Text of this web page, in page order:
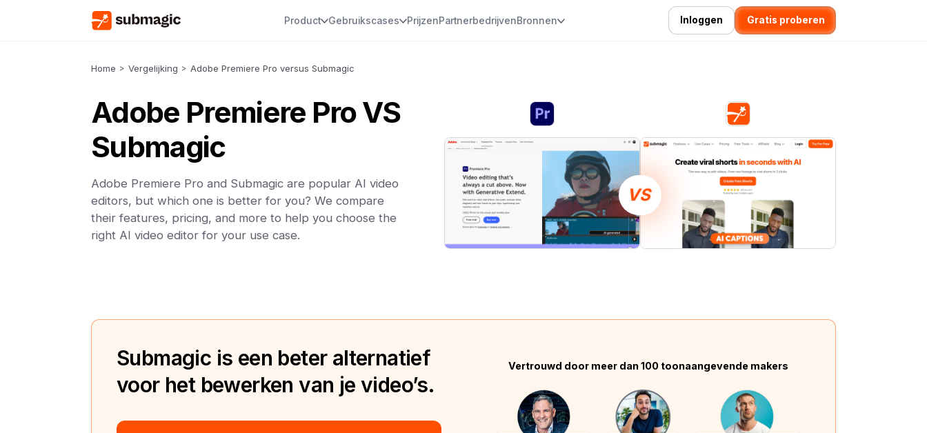
Product Gebruikscases PrijzenPartnerbedrijvenBronnen Inloggen Gratis proberen
Home > Vergelijking > Adobe Premiere Pro versus Submagic
Adobe Premiere Pro VS
Submagic
Adobe Premiere Pro and Submagic are popular AI video
editors, but which one is better for you? We compare
their features, pricing, and more to help you choose the
right AI video editor for your use case.
VS
Submagic is een beter alternatief
voor het bewerken van je video’s.
Vertrouwd door meer dan 100 toonaangevende makers